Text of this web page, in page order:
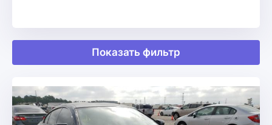
Показать фильтр